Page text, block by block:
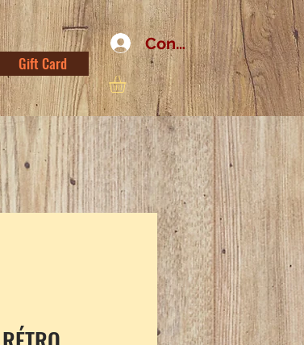
Connexion
Gift Card